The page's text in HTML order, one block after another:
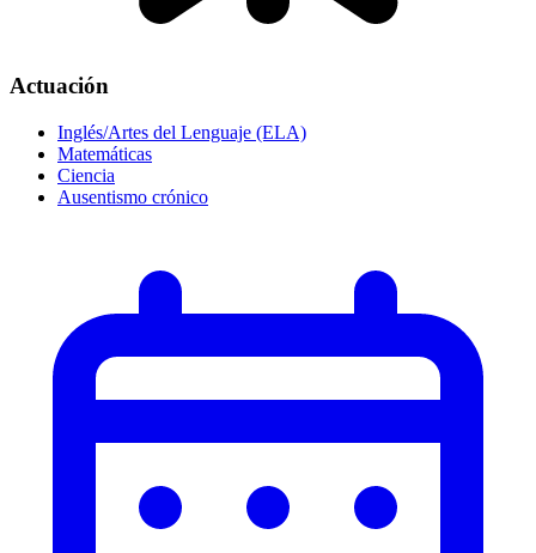
Actuación
Inglés/Artes del Lenguaje (ELA)
Matemáticas
Ciencia
Ausentismo crónico